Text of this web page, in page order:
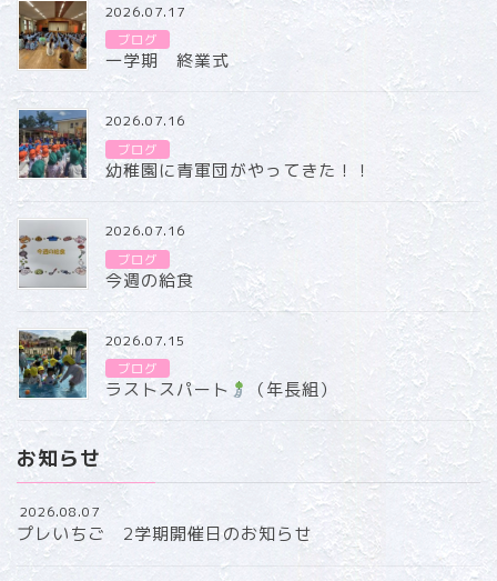
2026.07.17
ブログ
一学期 終業式
2026.07.16
ブログ
幼稚園に青軍団がやってきた！！
2026.07.16
ブログ
今週の給食
2026.07.15
ブログ
ラストスパート （年長組）
お知らせ
2026.08.07
プレいちご 2学期開催日のお知らせ